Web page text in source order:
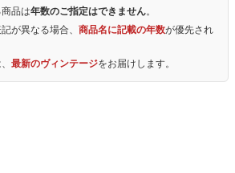
品は年数のご指定はできません。
が異なる場合、 商品名に記載の年数が優先され
最新のヴィンテージをお届けします。